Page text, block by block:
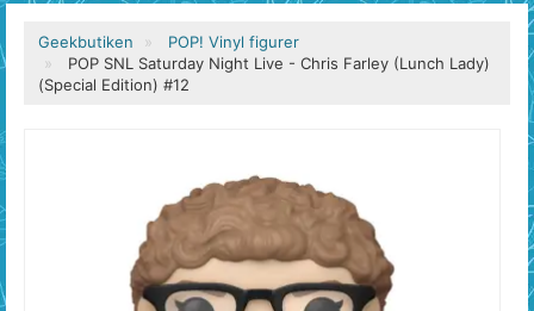
Geekbutiken
POP! Vinyl figurer
POP SNL Saturday Night Live - Chris Farley (Lunch Lady)
(Special Edition) #12